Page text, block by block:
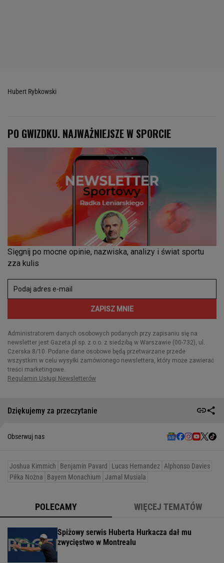
Hubert Rybkowski
Dziękujemy za przeczytanie
Obserwuj nas
Joshua Kimmich Benjamin Pavard Lucas Hernandez Alphonso Davies
Piłka Nożna
Bayern Monachium Jamal Musiala
POLECAMY WIĘCEJ TEMATÓW
Spiżowy serwis Huberta Hurkacza dał mu
zwycięstwo w Montrealu